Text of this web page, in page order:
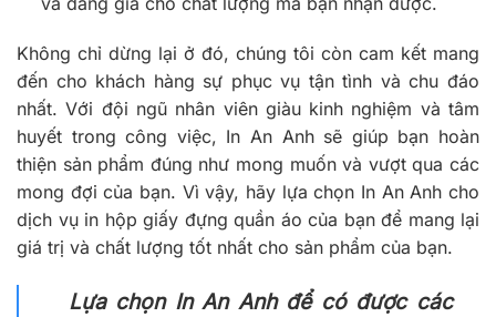
Không chỉ dừng lại ở đó, chúng tôi còn cam kết mang
đến cho khách hàng sự phục vụ tận tình và chu đáo
nhất. Với đội ngũ nhân viên giàu kinh nghiệm và tâm
huyết trong công việc, In An Anh sẽ giúp bạn hoàn
thiện sản phẩm đúng như mong muốn và vượt qua các
mong đợi của bạn. Vì vậy, hãy lựa chọn In An Anh cho
dịch vụ in hộp giấy đựng quần áo của bạn để mang lại
giá trị và chất lượng tốt nhất cho sản phẩm của bạn.
Lựa chọn In An Anh để có được các